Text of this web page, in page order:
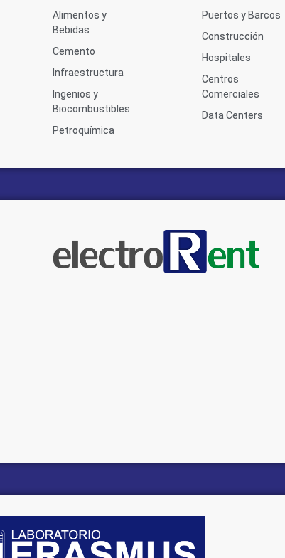
Alimentos y
Bebidas
Cemento
Infraestructura
Ingenios y
Biocombustibles
Petroquímica
Puertos y Barcos
Construcción
Hospitales
Centros
Comerciales
Data Centers